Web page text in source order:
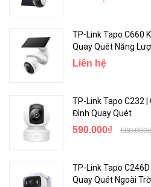
TP-Link Tapo C660
Quay Quét Năng
Liên hệ
TP-Link Tapo C232 |
Đình Quay Quét
590.000₫
TP-Link Tapo
Quay Quét Ngoài